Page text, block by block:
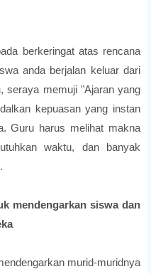
berkeringat atas rencana
anda berjalan keluar dari
seraya memuji "Ajaran yang
kepuasan yang instan
Guru harus melihat makna
waktu, dan banyak
mendengarkan siswa dan
murid-muridnya